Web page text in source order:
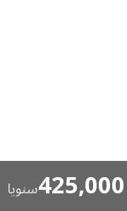
425,000سنويا